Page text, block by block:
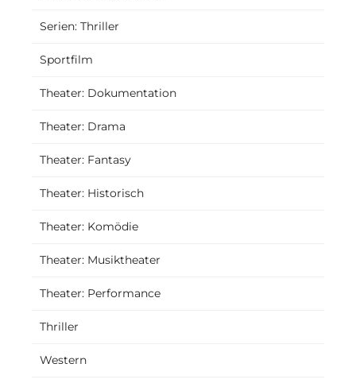
Serien: Thriller
Sportfilm
Theater: Dokumentation
Theater: Drama
Theater: Fantasy
Theater: Historisch
Theater: Komödie
Theater: Musiktheater
Theater: Performance
Thriller
Western